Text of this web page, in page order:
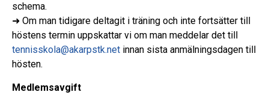
schema.
➜ Om man tidigare deltagit i träning och inte fortsätter till
höstens termin uppskattar vi om man meddelar det till
tennisskola@akarpstk.net innan sista anmälningsdagen till
hösten.
Medlemsavgift